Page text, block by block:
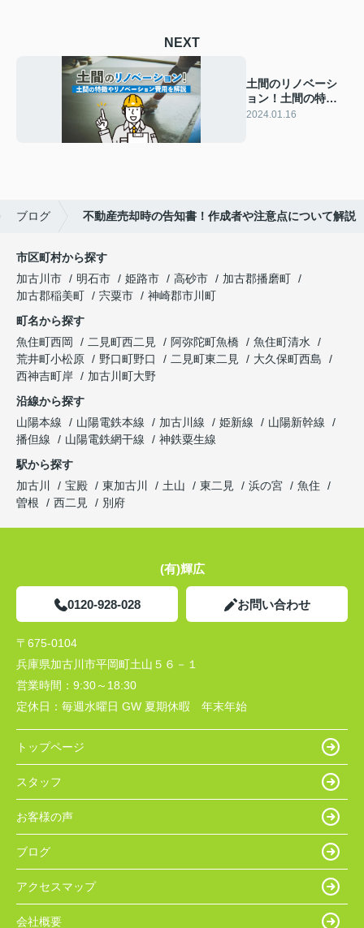
NEXT
土間のリノベーシ
ョン！土間の特徴
やリノベーション
2024.01.16
ブログ 不動産売却時の告知書！作成者や注意点について解説
市区町村から探す
加古川市
明石市 姫路市 高砂市
加古郡播磨町
加古郡稲美町
宍粟市
神崎郡市川町
町名から探す
魚住町西岡
二見町西二見 阿弥陀町魚橋
魚住町清水
荒井町小松原
野口町野口 二見町東二見
大久保町西島
西神吉町岸
加古川町大野
沿線から探す
山陽本線
山陽電鉄本線 加古川線 姫新線
山陽新幹線
播但線
山陽電鉄網干線
神鉄粟生線
駅から探す
加古川
宝殿 東加古川 土山 東二見 浜の宮
魚住
曽根
西二見 別府
(有)輝広
0120-928-028 お問い合わせ
〒675-0104
兵庫県加古川市平岡町土山５６－１
営業時間： 9:30～18:30
定休日： 毎週水曜日 GW 夏期休暇 年末年始
トップページ
スタッフ
お客様の声
ブログ
アクセスマップ
会社概要